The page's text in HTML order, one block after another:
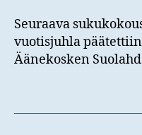
Seuraava
vuotisjuhla
Äänekosken